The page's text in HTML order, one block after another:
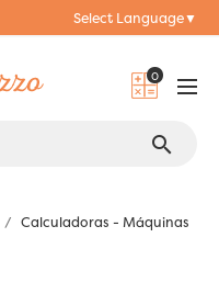
Select Language▼
0
search
Calculadoras - Máquinas